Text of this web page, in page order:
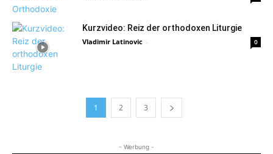
Kurzvideo: Reiz der orthodoxen Liturgie
Vladimir Latinovic - 0
1 2 3
- Werbung -